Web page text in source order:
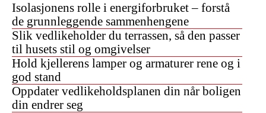
Isolasjonens rolle i energiforbruket – forstå
de grunnleggende sammenhengene
Slik vedlikeholder du terrassen, så den passer
til husets stil og omgivelser
Hold kjellerens lamper og armaturer rene og i
god stand
Oppdater vedlikeholdsplanen din når boligen
din endrer seg